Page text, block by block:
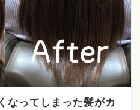
なってしまった髪がカ